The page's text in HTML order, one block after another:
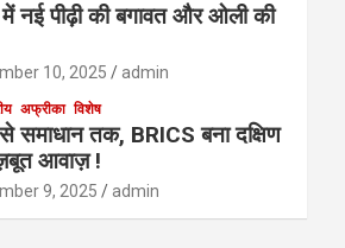
नई पीढ़ी की बगावत और ओली की
10, 2025 admin
अफ्रीका विशेष
समाधान तक, BRICS बना दक्षिण
आवाज़ !
9, 2025 admin